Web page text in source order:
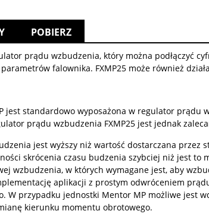
POBIERZ
prądu wzbudzenia, który można podłączyć
falownika. FXMP25 może również
jest standardowo wyposażona w regulator
prądu wzbudzenia FXMP25 jest jednak
jest wyższy niż wartość dostarczana
skrócenia czasu budzenia szybciej niż jest
wzbudzenia, w których wymagane jest, aby
aplikacji z prostym odwróceniem
W przypadku jednostki Mentor MP możliwe jest
kierunku momentu obrotowego.